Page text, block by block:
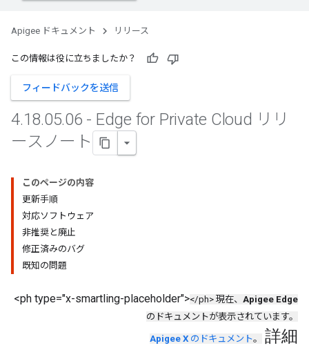
Apigee ドキュメント リリース
この情報は役に立ちましたか？
フィードバックを送信
4.18.05.06 - Edge for Private Cloud リリ
ースノート
このページの内容
更新手順
対応ソフトウェア
非推奨と廃止
修正済みのバグ
既知の問題
<ph type="x-smartling-placeholder"></ph> 現在、 Apigee Edge
のドキュメントが表示されています。
Apigee X のドキュメント。 詳細